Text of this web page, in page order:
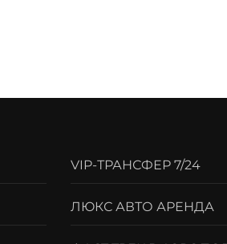
VIP-ТРАНСФЕР 7/24
ЛЮКС АВТО АРЕНДА